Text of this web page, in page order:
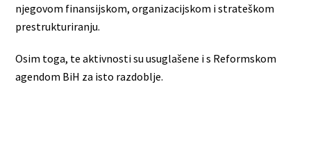
njegovom finansijskom, organizacijskom i strateškom
prestrukturiranju.
Osim toga, te aktivnosti su usuglašene i s Reformskom
agendom BiH za isto razdoblje.